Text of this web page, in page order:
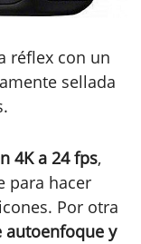
réflex con un
sellada
4K a 24 fps,
para hacer
Por otra
autoenfoque y